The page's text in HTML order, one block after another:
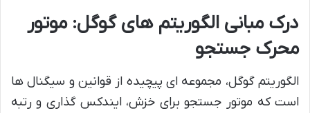
درک مبانی الگوریتم های گوگل: موتور
محرک جستجو
الگوریتم گوگل، مجموعه ای پیچیده از قوانین و سیگنال ها
است که موتور جستجو برای خزش، ایندکس گذاری و رتبه